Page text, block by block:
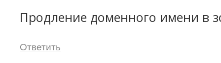
Продление доменного имени в
Ответить